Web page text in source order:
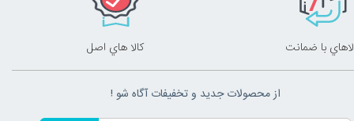
با ضمانت کالا هاي اصل
از محصولات جدید و تخفیفات آگاه شو !